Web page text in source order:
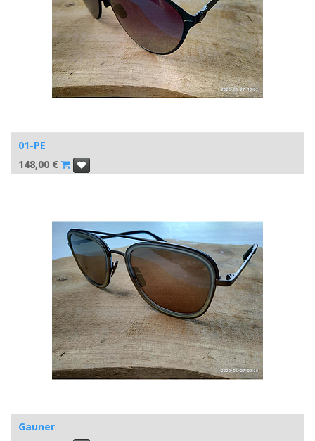
01-PE
148,00 €
Gauner